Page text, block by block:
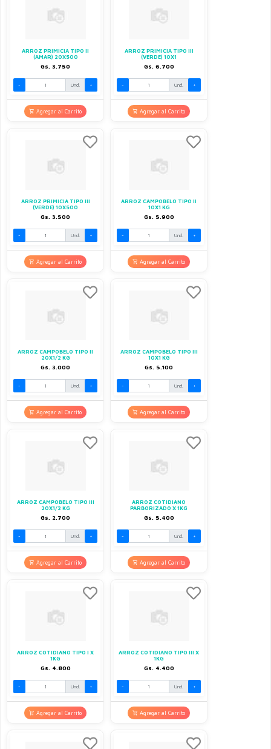
ARROZ PRIMICIA TIPO II
(AMAR) 20X500
Gs. 3.750
- Und. +
Agregar al Carrito
ARROZ PRIMICIA TIPO III
(VERDE) 10X1
Gs. 6.700
- Und. +
Agregar al Carrito
ARROZ PRIMICIA TIPO III
(VERDE) 10X500
Gs. 3.500
- Und. +
Agregar al Carrito
ARROZ CAMPOBELO TIPO II
10X1 KG
Gs. 5.900
- Und. +
Agregar al Carrito
ARROZ CAMPOBELO TIPO II
20X1/2 KG
Gs. 3.000
- Und. +
Agregar al Carrito
ARROZ CAMPOBELO TIPO III
10X1 KG
Gs. 5.100
- Und. +
Agregar al Carrito
ARROZ CAMPOBELO TIPO III
20X1/2 KG
Gs. 2.700
- Und. +
Agregar al Carrito
ARROZ COTIDIANO
PARBORIZADO X 1KG
Gs. 5.400
- Und. +
Agregar al Carrito
ARROZ COTIDIANO TIPO I X
1KG
Gs. 4.800
- Und. +
Agregar al Carrito
ARROZ COTIDIANO TIPO III X
1KG
Gs. 4.400
- Und. +
Agregar al Carrito